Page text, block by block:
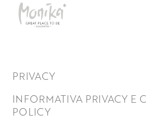
PRIVACY
INFORMATIVA PRIVACY E
POLICY